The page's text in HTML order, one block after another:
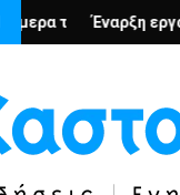
– Ο Άρμιν Βέγκνερ
για το Κέντρο
Από